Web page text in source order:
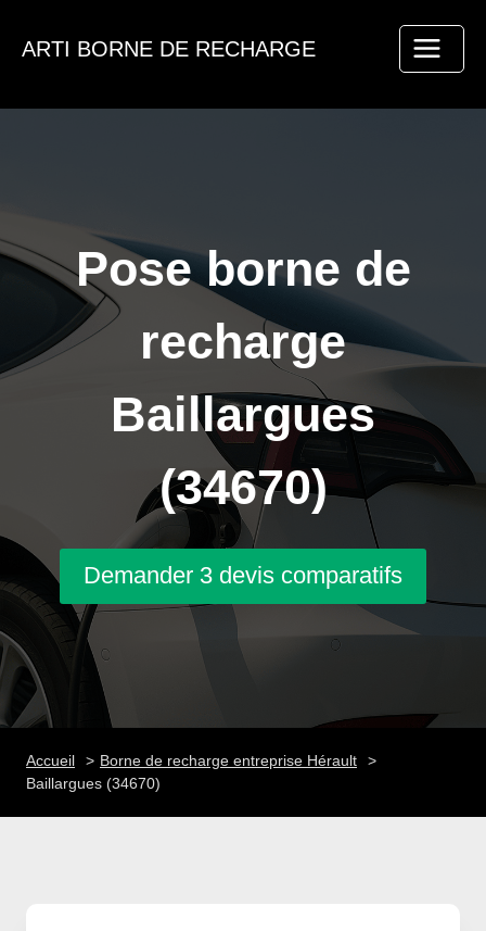
ARTI BORNE DE RECHARGE
Pose borne de
recharge
Baillargues
(34670)
Demander 3 devis comparatifs
Accueil
Borne de recharge entreprise Hérault
Baillargues (34670)